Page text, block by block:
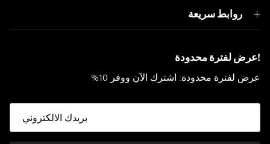
روابط سريعة
!عرض لفترة محدودة
عرض لفترة محدودة: اشترك الآن ووفر 10%